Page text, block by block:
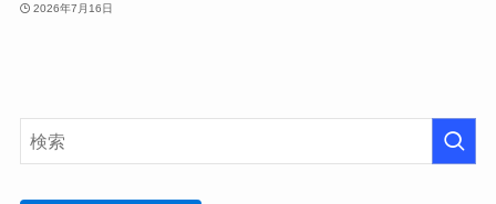
2026年7月16日